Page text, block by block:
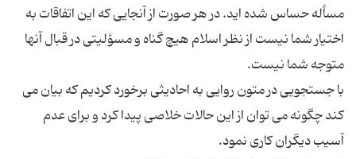
مسأله حساس شده اید. در هر صورت از آنجایی که این اتفاقات به
اختیار شما نیست از نظر اسلام هیچ گناه و مسؤلیتی در قبال آنها
با جستجویی در متون روایی به احادیثی برخورد کردیم که بیان می
کند چگونه می توان از این حالات خلاصی پیدا کرد و برای عدم